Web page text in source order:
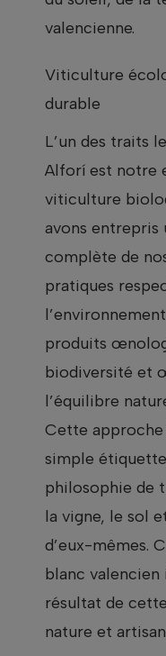
valencienne.
Viticulture
durable
L’un des traits
Alforí est notre
viticulture
avons entrepris
complète de
pratiques
produits
biodiversité et
l’équilibre
Cette approche
simple
philosophie de
la vigne, le sol
d’eux-mêmes.
blanc valencien
résultat de
nature et